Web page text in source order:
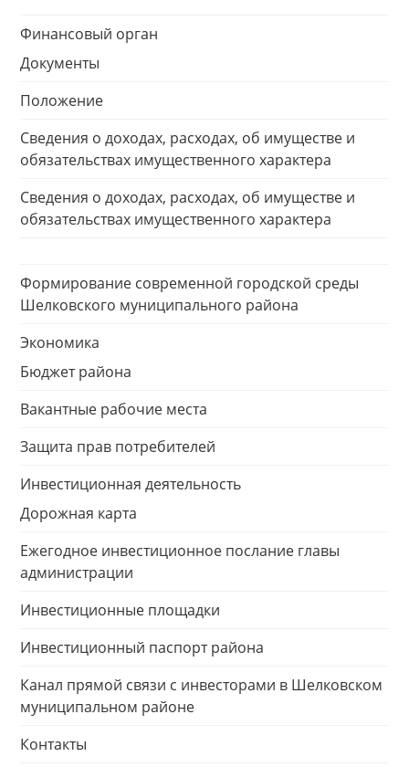
Финансовый орган
Документы
Положение
Сведения о доходах, расходах, об имуществе и
обязательствах имущественного характера
Сведения о доходах, расходах, об имуществе и
обязательствах имущественного характера
Формирование современной городской среды
Шелковского муниципального района
Экономика
Бюджет района
Вакантные рабочие места
Защита прав потребителей
Инвестиционная деятельность
Дорожная карта
Ежегодное инвестиционное послание главы
администрации
Инвестиционные площадки
Инвестиционный паспорт района
Канал прямой связи с инвесторами в Шелковском
муниципальном районе
Контакты